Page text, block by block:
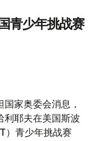
青少年挑战赛
国家奥委会消息，
利耶夫在美国斯波
）青少年挑战赛